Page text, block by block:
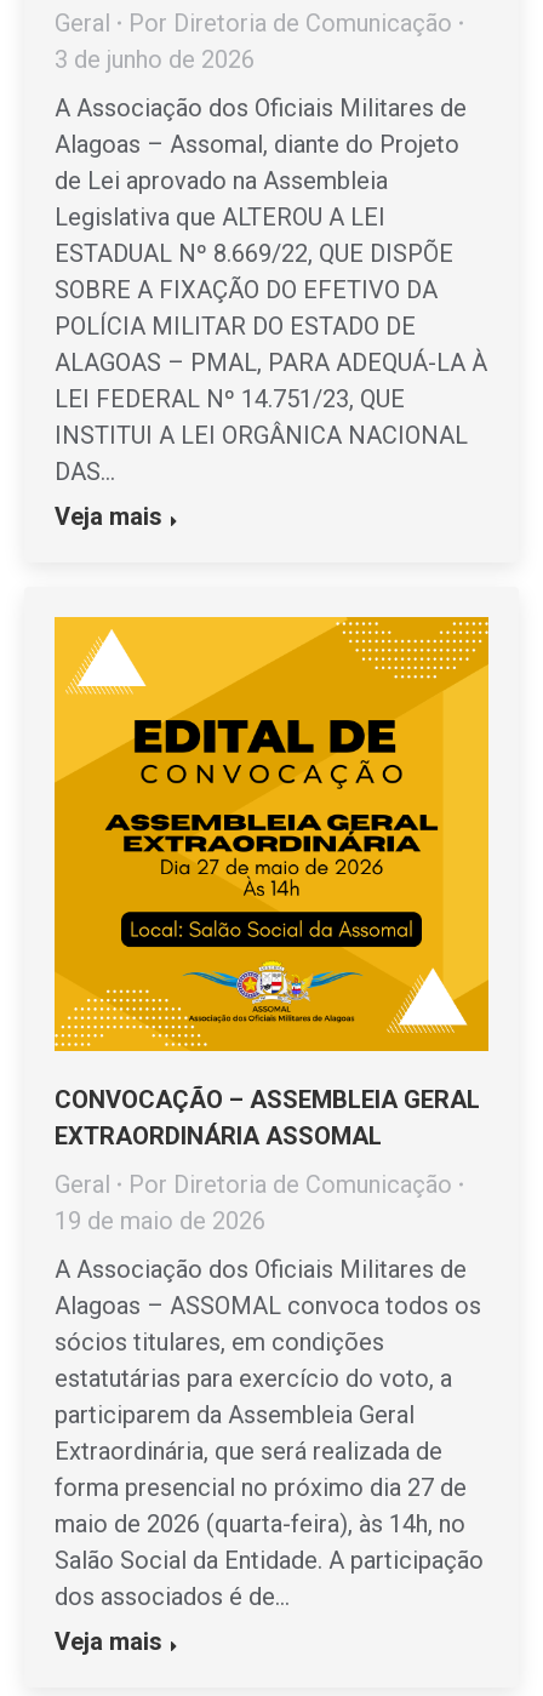
Geral
Por Diretoria de Comunicação
3 de junho de 2026
A Associação dos Oficiais Militares de
Alagoas – Assomal, diante do Projeto
de Lei aprovado na Assembleia
Legislativa que ALTEROU A LEI
ESTADUAL Nº 8.669/22, QUE DISPÕE
SOBRE A FIXAÇÃO DO EFETIVO DA
POLÍCIA MILITAR DO ESTADO DE
ALAGOAS – PMAL, PARA ADEQUÁ-LA À
LEI FEDERAL Nº 14.751/23, QUE
INSTITUI A LEI ORGÂNICA NACIONAL
DAS…
Veja mais
CONVOCAÇÃO – ASSEMBLEIA GERAL
EXTRAORDINÁRIA ASSOMAL
Geral
Por Diretoria de Comunicação
19 de maio de 2026
A Associação dos Oficiais Militares de
Alagoas – ASSOMAL convoca todos os
sócios titulares, em condições
estatutárias para exercício do voto, a
participarem da Assembleia Geral
Extraordinária, que será realizada de
forma presencial no próximo dia 27 de
maio de 2026 (quarta-feira), às 14h, no
Salão Social da Entidade. A participação
dos associados é de…
Veja mais